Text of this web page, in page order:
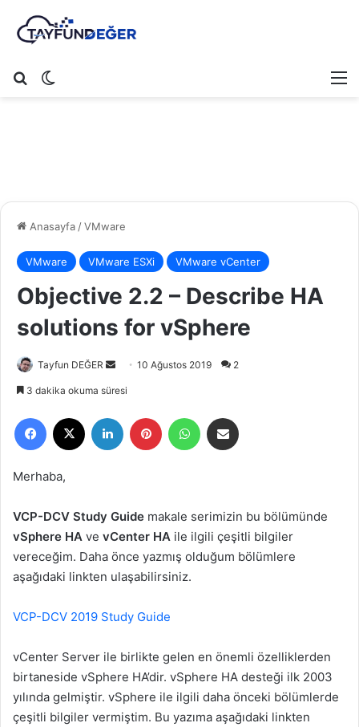
Arama yap ...
Anasayfa/VMware
VMware VMware ESXi VMware vCenter
Objective 2.2 – Describe HA
solutions for vSphere
Tayfun DEĞER
e
-
t
a
g
ö
d
r
m
e
k
10 Ağustos 2019 2
3 dakika okuma süresi
Merhaba,
VCP-DCV Study Guide makale serimizin bu bölümünde
vSphere HA ve vCenter HA ile ilgili çeşitli bilgiler
vereceğim. Daha önce yazmış olduğum bölümlere
aşağıdaki linkten ulaşabilirsiniz.
VCP-DCV 2019 Study Guide
vCenter Server ile birlikte gelen en önemli özelliklerden
birtaneside vSphere HA’dir. vSphere HA desteği ilk 2003
yılında gelmiştir. vSphere ile ilgili daha önceki bölümlerde
çeşitli bilgiler vermiştim. Bu yazıma aşağıdaki linkten